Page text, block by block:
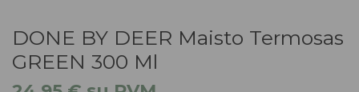
DONE BY DEER Maisto Termosas
GREEN 300 Ml